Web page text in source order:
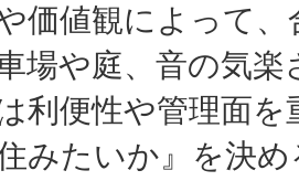
価値観によって
場や庭、音の気
利便性や管理面
住みたいか』を決